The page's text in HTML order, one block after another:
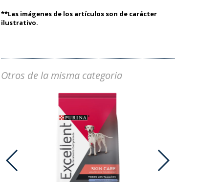
**Las imágenes de los artículos son de carácter
ilustrativo.
Otros de la misma categoria